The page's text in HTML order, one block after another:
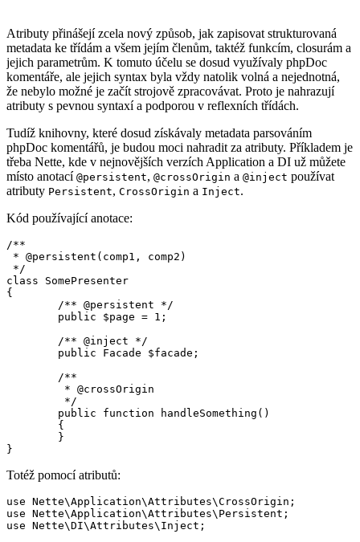
Atributy přinášejí zcela nový způsob, jak zapisovat strukturovaná
metadata ke třídám a všem jejím členům, taktéž funkcím, closurám a
jejich parametrům. K tomuto účelu se dosud využívaly phpDoc
komentáře, ale jejich syntax byla vždy natolik volná a nejednotná,
že nebylo možné je začít strojově zpracovávat. Proto je nahrazují
atributy s pevnou syntaxí a podporou v reflexních třídách.
Tudíž knihovny, které dosud získávaly metadata parsováním
phpDoc komentářů, je budou moci nahradit za atributy. Příkladem je
třeba Nette, kde v nejnovějších verzích Application a DI už můžete
místo anotací @persistent, @crossOrigin a @inject používat
atributy Persistent, CrossOrigin a Inject.
Kód používající anotace:
/**
* @persistent(comp1, comp2)
*/
class SomePresenter
{
Totéž pomocí atributů:
use Nette\Application\Attributes\CrossOrigin;
use Nette\Application\Attributes\Persistent;
use Nette\DI\Attributes\Inject;